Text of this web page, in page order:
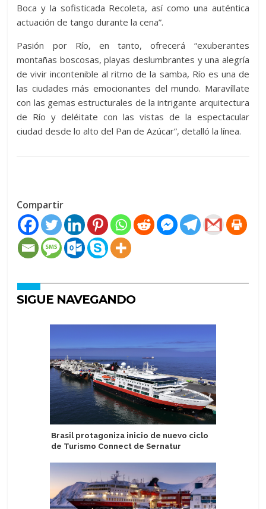
Boca y la sofisticada Recoleta, así como una auténtica
actuación de tango durante la cena”.
Pasión por Río, en tanto, ofrecerá “exuberantes
montañas boscosas, playas deslumbrantes y una alegría
de vivir incontenible al ritmo de la samba, Río es una de
las ciudades más emocionantes del mundo. Maravíllate
con las gemas estructurales de la intrigante arquitectura
de Río y deléitate con las vistas de la espectacular
ciudad desde lo alto del Pan de Azúcar”, detalló la línea.
Compartir
SIGUE NAVEGANDO
Brasil protagoniza inicio de nuevo ciclo
de Turismo Connect de Sernatur